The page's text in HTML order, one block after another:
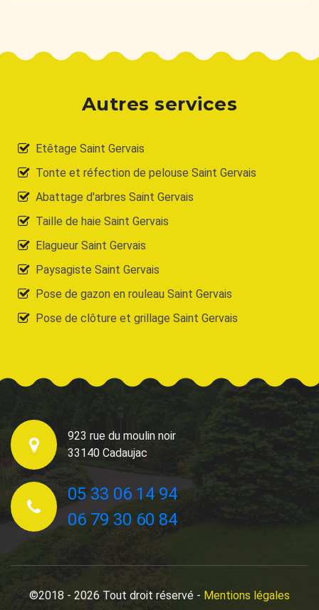
Autres services
Etêtage Saint Gervais
Tonte et réfection de pelouse Saint Gervais
Abattage d'arbres Saint Gervais
Taille de haie Saint Gervais
Elagueur Saint Gervais
Paysagiste Saint Gervais
Pose de gazon en rouleau Saint Gervais
Pose de clôture et grillage Saint Gervais
923 rue du moulin noir
33140 Cadaujac
05 33 06 14 94
06 79 30 60 84
©2018 - 2026 Tout droit réservé - Mentions légales